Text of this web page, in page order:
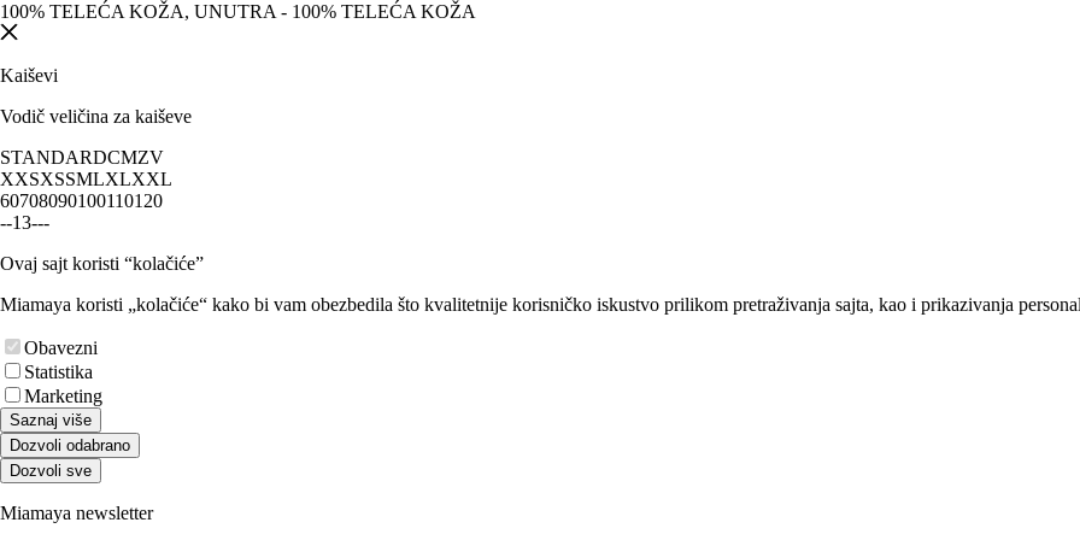
100% TELEĆA KOŽA, UNUTRA - 100% TELEĆA KOŽA
Kaiševi
Vodič veličina za kaiševe
STANDARDCMZV
XXSXSSMLXLXXL
60708090100110120
--13---
Ovaj sajt koristi “kolačiće”
Miamaya koristi „kolačiće“ kako bi vam obezbedila što kvalitetnije korisničko iskustvo prilikom pretraživanja sajta, kao i prikazivanja
Obavezni
Statistika
Marketing
Saznaj više
Dozvoli odabrano
Dozvoli sve
Miamaya newsletter